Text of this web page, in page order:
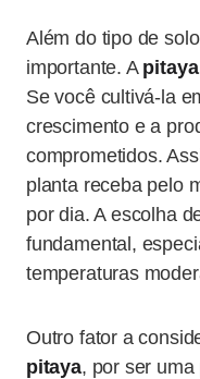
Além do tipo de
importante. A pitaya
Se você cultivá-la
crescimento e a
comprometidos.
planta receba pelo
por dia. A escolha
fundamental,
temperaturas
Outro fator a
pitaya, por ser